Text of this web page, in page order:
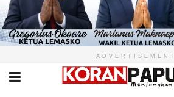
ADVERTISEMENT